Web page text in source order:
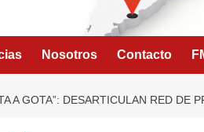
Nosotros Contacto
A GOTA”: DESARTICULAN RED DE